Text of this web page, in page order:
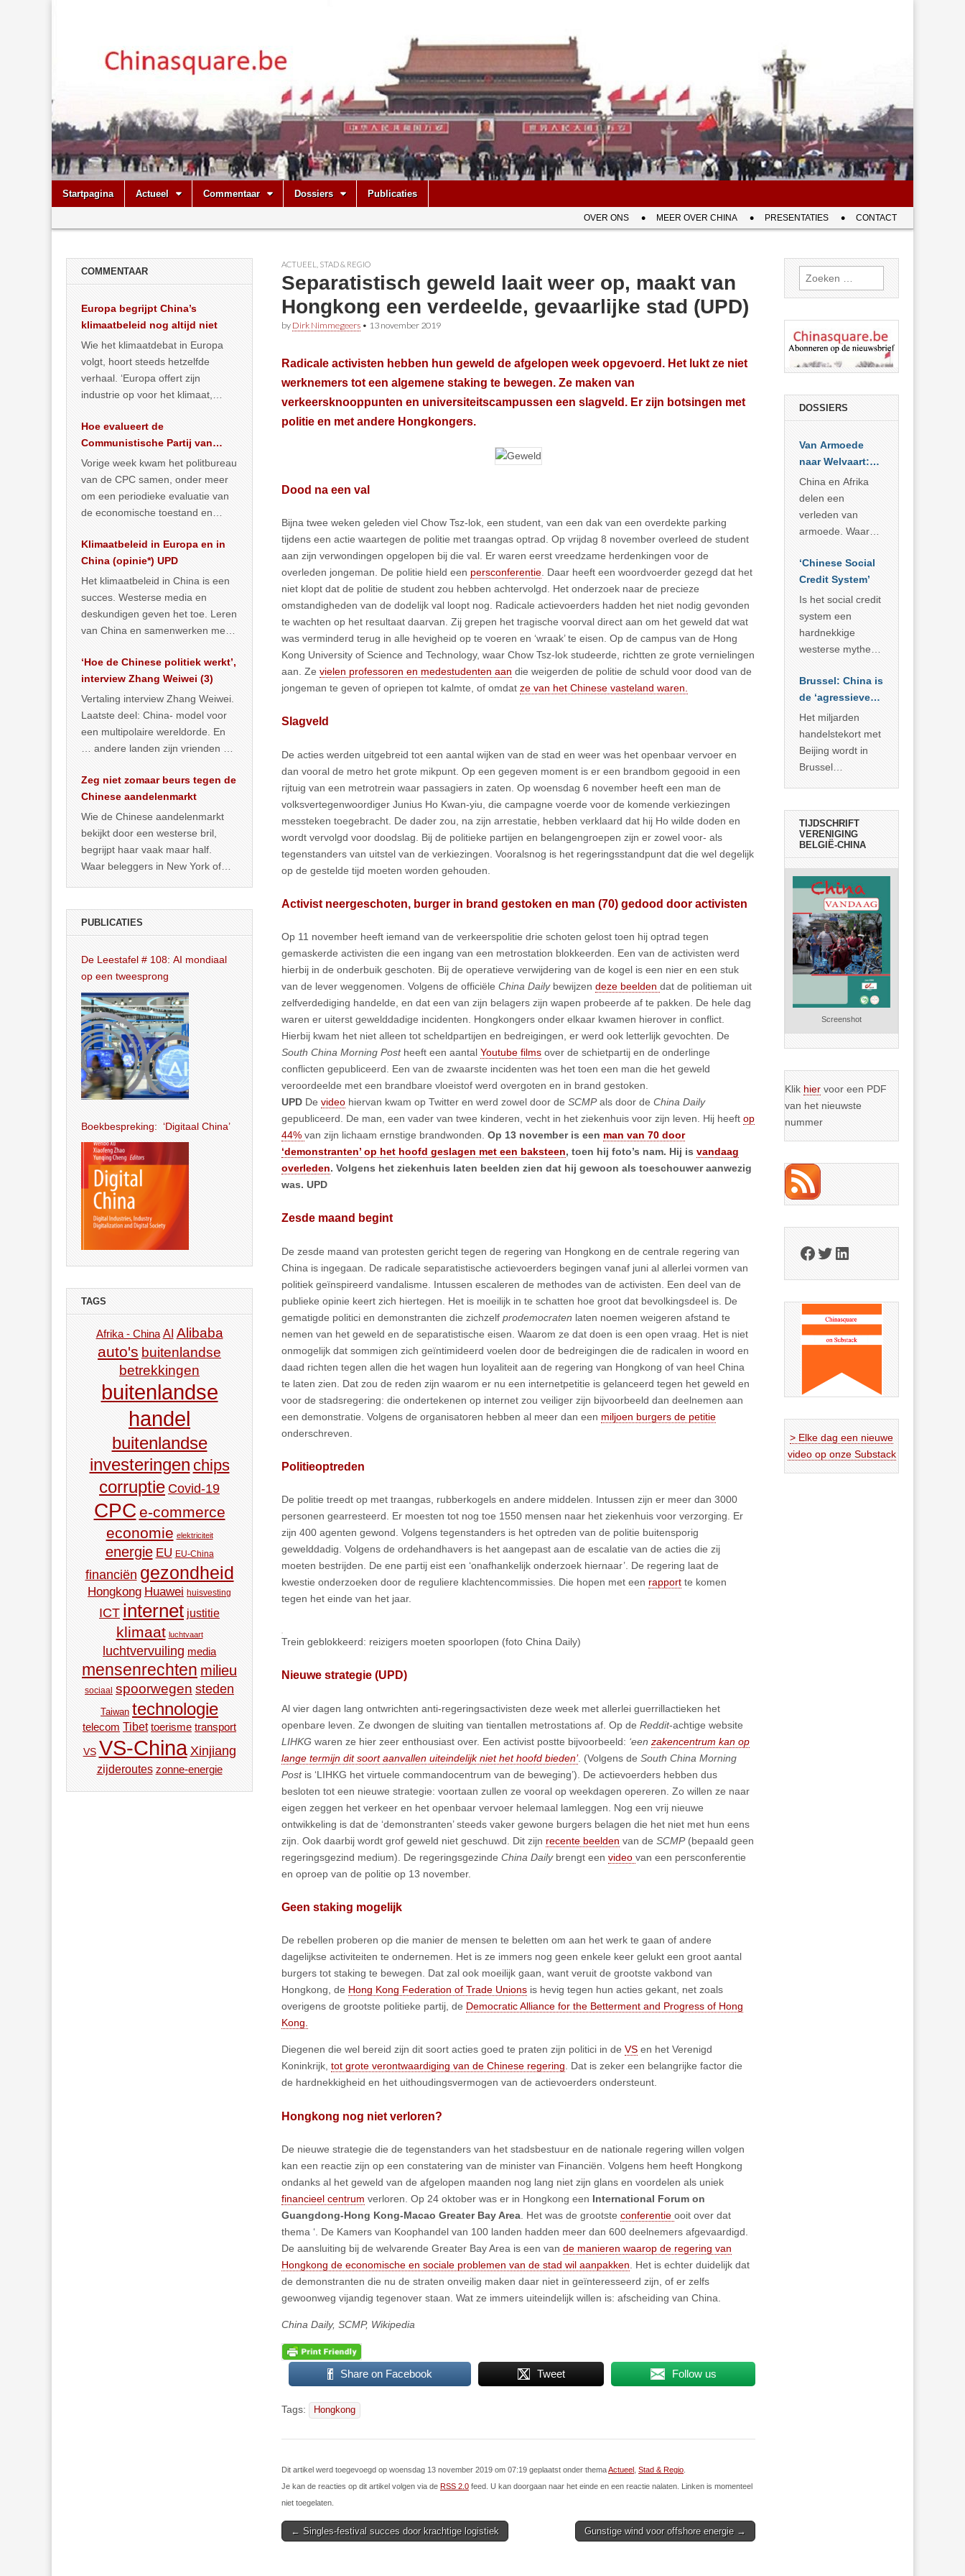
Chinasquare.be
Main
menu
Skip
Startpagina Actueel Commentaar Dossiers Publicaties
menu
OVER ONS MEER OVER CHINA PRESENTATIES CONTACT
ACTUEEL STAD & REGIO
Separatistisch geweld laait weer op, maakt van
Hongkong een verdeelde, gevaarlijke stad (UPD)
by Dirk Nimmegeers • 13 november 2019
Radicale activisten hebben hun geweld de afgelopen week opgevoerd. Het lukt ze niet
werknemers tot een algemene staking te bewegen. Ze maken van
verkeersknooppunten en universiteitscampussen een slagveld. Er zijn botsingen met
politie en met andere Hongkongers.
Dood na een val
Bijna twee weken geleden viel Chow Tsz-lok, een student, van een dak van een overdekte parking
tijdens een actie waartegen de politie met traangas optrad. Op vrijdag 8 november overleed de student
aan zijn verwondingen opgelopen bij die val. Er waren eerst vreedzame herdenkingen voor de
overleden jongeman. De politie hield een persconferentie . Daar heeft een woordvoerder gezegd dat het
niet klopt dat de politie de student zou hebben achtervolgd. Het onderzoek naar de precieze
omstandigheden van de dodelijk val loopt nog. Radicale actievoerders hadden het niet nodig gevonden
te wachten op het resultaat daarvan. Zij grepen het tragische voorval direct aan om het geweld dat wat
was verminderd terug in alle hevigheid op te voeren en ‘wraak’ te eisen. Op de campus van de Hong
Kong University of Science and Technology, waar Chow Tsz-lok studeerde, richtten ze grote vernielingen
aan. Ze vielen professoren en medestudenten aan die weigerden de politie de schuld voor dood van de
jongeman te geven of opriepen tot kalmte, of omdat ze van het Chinese vasteland waren.
Slagveld
De acties werden uitgebreid tot een aantal wijken van de stad en weer was het openbaar vervoer en
dan vooral de metro het grote mikpunt. Op een gegeven moment is er een brandbom gegooid in een
rijtuig van een metrotrein waar passagiers in zaten. Op woensdag 6 november heeft een man de
volksvertegenwoordiger Junius Ho Kwan-yiu, die campagne voerde voor de komende verkiezingen
messteken toegebracht. De dader zou, na zijn arrestatie, hebben verklaard dat hij Ho wilde doden en
wordt vervolgd voor doodslag. Bij de politieke partijen en belangengroepen zijn er zowel voor- als
tegenstanders van uitstel van de verkiezingen. Vooralsnog is het regeringsstandpunt dat die wel degelijk
op de gestelde tijd moeten worden gehouden.
Activist neergeschoten, burger in brand gestoken en man (70) gedood door activisten
Op 11 november heeft iemand van de verkeerspolitie drie schoten gelost toen hij optrad tegen
gemaskerde activisten die een ingang van een metrostation blokkeerden. Een van de activisten werd
hierbij in de onderbuik geschoten. Bij de operatieve verwijdering van de kogel is een nier en een stuk
van de lever weggenomen. Volgens de officiële China Dailybewijzen deze beelden dat de politieman uit
zelfverdediging handelde, en dat een van zijn belagers zijn wapen probeerde af te pakken. De hele dag
waren er uiterst gewelddadige incidenten. Hongkongers onder elkaar kwamen hierover in conflict.
Hierbij kwam het niet alleen tot scheldpartijen en bedreigingen, er werd ook letterlijk gevochten. De
South China Morning Postheeft een aantal Youtube films over de schietpartij en de onderlinge
conflicten gepubliceerd. Een van de zwaarste incidenten was het toen een man die het geweld
veroordeelde met een brandbare vloeistof werd overgoten en in brand gestoken.
UPD De video hiervan kwam op Twitter en werd zowel door de SCMPals door de China Daily
gepubliceerd. De man, een vader van twee kinderen, vecht in het ziekenhuis voor zijn leven. Hij heeft op
44% van zijn lichaam ernstige brandwonden. Op 13 november is een man van 70 door
‘demonstranten’ op het hoofd geslagen met een baksteen, toen hij foto’s nam. Hij is vandaag
overleden. Volgens het ziekenhuis laten beelden zien dat hij gewoon als toeschouwer aanwezig
was. UPD
Zesde maand begint
De zesde maand van protesten gericht tegen de regering van Hongkong en de centrale regering van
China is ingegaan. De radicale separatistische actievoerders begingen vanaf juni al allerlei vormen van
politiek geïnspireerd vandalisme. Intussen escaleren de methodes van de activisten. Een deel van de
publieke opinie keert zich hiertegen. Het is moeilijk in te schatten hoe groot dat bevolkingsdeel is. De
gematigde politici en demonstranten die zichzelf prodemocraten laten noemen weigeren afstand te
nemen van het geweld en de separatistische eisen. Waarom ze dat doen is een open vraag. Het is niet
onmogelijk dat sommigen zich geïntimideerd voelen door de bedreigingen die de radicalen in woord en
daad richten tegen allen die het wagen hun loyaliteit aan de regering van Hongkong of van heel China
te laten zien. Dat zou de reden zijn waarom er nu een internetpetitie is gelanceerd tegen het geweld en
voor de stadsregering: die ondertekenen op internet zou veiliger zijn bijvoorbeeld dan deelnemen aan
een demonstratie. Volgens de organisatoren hebben al meer dan een miljoen burgers de petitie
onderschreven.
Politieoptreden
De politie treedt op met traangas, rubberkogels en andere middelen. Intussen zijn er meer dan 3000
personen gearresteerd. Er moesten tot nog toe 1550 mensen naar het ziekenhuis voor verzorging. Er
zijn 400 agenten gewond. Volgens tegenstanders is het optreden van de politie buitensporig
gewelddadig. Volgens de ordehandhavers is het aangepast aan de escalatie van de acties die zij
moeten bestrijden. De ene partij eist een ‘onafhankelijk onderzoek hiernaar’. De regering laat de
kwestie onderzoeken door de reguliere klachtencommissies. Die hopen met een rapport te komen
tegen het einde van het jaar.
Trein geblokkeerd: reizigers moeten spoorlopen (foto China Daily)
Nieuwe strategie (UPD)
Al vier dagen lang ontwrichten anti-regeringsactivisten deze week met allerlei guerrillactieken het
openbare leven. Ze dwongen de sluiting van tientallen metrostations af. Op de Reddit-achtige website
LIHKG waren ze hier zeer enthousiast over. Een activist postte bijvoorbeeld: ‘een zakencentrum kan op
lange termijn dit soort aanvallen uiteindelijk niet het hoofd bieden’. (Volgens de South China Morning
Post is ‘LIHKG het virtuele commandocentrum van de beweging’). De actievoerders hebben dus
besloten tot een nieuwe strategie: voortaan zullen ze vooral op weekdagen opereren. Zo willen ze naar
eigen zeggen het verkeer en het openbaar vervoer helemaal lamleggen. Nog een vrij nieuwe
ontwikkeling is dat de ‘demonstranten’ steeds vaker gewone burgers belagen die het niet met hun eens
zijn. Ook daarbij wordt grof geweld niet geschuwd. Dit zijn recente beelden van de SCMP(bepaald geen
regeringsgezind medium). De regeringsgezinde China Dailybrengt een video van een persconferentie
en oproep van de politie op 13 november.
Geen staking mogelijk
De rebellen proberen op die manier de mensen te beletten om aan het werk te gaan of andere
dagelijkse activiteiten te ondernemen. Het is ze immers nog geen enkele keer gelukt een groot aantal
burgers tot staking te bewegen. Dat zal ook moeilijk gaan, want veruit de grootste vakbond van
Hongkong, de Hong Kong Federation of Trade Unions is hevig tegen hun acties gekant, net zoals
overigens de grootste politieke partij, de Democratic Alliance for the Betterment and Progress of Hong
Kong.
Diegenen die wel bereid zijn dit soort acties goed te praten zijn politici in de VS en het Verenigd
Koninkrijk, tot grote verontwaardiging van de Chinese regering. Dat is zeker een belangrijke factor die
de hardnekkigheid en het uithoudingsvermogen van de actievoerders ondersteunt.
Hongkong nog niet verloren?
De nieuwe strategie die de tegenstanders van het stadsbestuur en de nationale regering willen volgen
kan een reactie zijn op een constatering van de minister van Financiën. Volgens hem heeft Hongkong
ondanks al het geweld van de afgelopen maanden nog lang niet zijn glans en voordelen als uniek
financieel centrum verloren. Op 24 oktober was er in Hongkong een International Forum on
Guangdong-Hong Kong-Macao Greater Bay Area . Het was de grootste conferentie ooit over dat
thema ‘. De Kamers van Koophandel van 100 landen hadden meer dan 600 deelnemers afgevaardigd.
De aansluiting bij de welvarende Greater Bay Area is een van de manieren waarop de regering van
Hongkong de economische en sociale problemen van de stad wil aanpakken . Het is echter duidelijk dat
de demonstranten die nu de straten onveilig maken daar niet in geïnteresseerd zijn, of er zelfs
gewoonweg vijandig tegenover staan. Wat ze immers uiteindelijk willen is: afscheiding van China.
China Daily, SCMP, Wikipedia
Share on Facebook Tweet Follow us
Tags: Hongkong
Dit artikel werd toegevoegd op woensdag 13 november 2019 om 07:19 geplaatst onder themaActueel Stad & Regio
Je kan de reacties op dit artikel volgen via de RSS 2.0 feed. U kan doorgaan naar het einde en een reactie nalaten. Linken is momenteel
niet toegelaten.
Post
← Singles-festival succes door krachtige logistiek Gunstige wind voor offshore energie →
COMMENTAAR
Europa begrijpt China’s
klimaatbeleid nog altijd niet
Wie het klimaatdebat in Europa
volgt, hoort steeds hetzelfde
verhaal. ‘Europa offert zijn
industrie op voor het klimaat,
vergroening… >> lees meer
Hoe evalueert de
Communistische Partij van
China de economische
toestand?
Vorige week kwam het politbureau
van de CPC samen, onder meer
om een periodieke evaluatie van
de economische toestand en
publiceerden… >> lees meer
Klimaatbeleid in Europa en in
China (opinie*) UPD
Het klimaatbeleid in China is een
succes. Westerse media en
deskundigen geven het toe. Leren
van China en samenwerken met
… >> lees meer
‘Hoe de Chinese politiek werkt’,
interview Zhang Weiwei (3)
Vertaling interview Zhang Weiwei.
Laatste deel: China- model voor
een multipolaire wereldorde. En
… andere landen zijn vrienden of
Zeg niet zomaar beurs tegen de
Chinese aandelenmarkt
Wie de Chinese aandelenmarkt
bekijkt door een westerse bril,
begrijpt haar vaak maar half.
Waar beleggers in New York of
PUBLICATIES
De Leestafel # 108: AI mondiaal
op een tweesprong
Boekbespreking: ‘Digitaal China’
TAGS
Afrika - China AI Alibaba
auto's buitenlandse
betrekkingen
buitenlandse
handel
buitenlandse
investeringen chips
corruptie Covid-19
CPC e-commerce
economie elektriciteit
energie EU EU-China
financiën gezondheid
Hongkong Huawei huisvesting
ICT internet justitie
klimaat luchtvaart
luchtvervuiling media
mensenrechten milieu
sociaal spoorwegen steden
Taiwan technologie
telecom Tibet toerisme transport
VS VS-China Xinjiang
zijderoutes zonne-energie
Zoeken
naar:
DOSSIERS
Van Armoede
naar Welvaart:
Wat Afrika kan
leren van
China’s
economisch
China en Afrika
delen een
verleden van
armoede. Waar
voorbije veertig
jaar in slaagde
meer dan 800
miljoen mensen
uit de armoede
… >> lees meer
‘Chinese Social
Credit System’
Is het social credit
system een
hardnekkige
westerse mythe of
realiteit in China?
Brussel: China is
de ‘agressieve
schuldige’
Het miljarden
handelstekort met
Beijing wordt in
Brussel
economische
agressie. In
werkelijkheid
verhult die
spectaculaire
rekensom vooral
de industriële
achterstand die
… >> lees meer
TIJDSCHRIFT
VERENIGING
BELGIË-CHINA
Screenshot
Klik hier voor een PDF
van het nieuwste
nummer
Facebook
Twitter
LinkedIn
> Elke dag een nieuwe
video op onze Substack